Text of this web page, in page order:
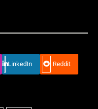
LinkedIn Reddit